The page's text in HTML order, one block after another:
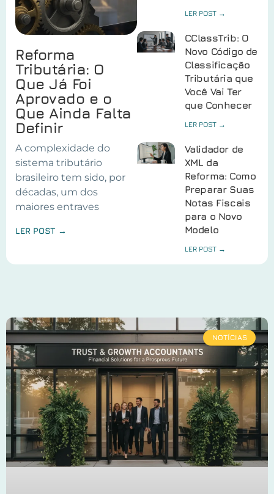
Reforma
Tributária: O
Que Já Foi
Aprovado e o
Que Ainda Falta
Definir
A complexidade do
sistema tributário
brasileiro tem sido, por
décadas, um dos
maiores entraves
LER POST →
LER POST →
CClassTrib: O
Novo Código de
Classificação
Tributária que
Você Vai Ter
que Conhecer
LER POST →
Validador de
XML da
Reforma: Como
Preparar Suas
Notas Fiscais
para o Novo
Modelo
LER POST →
NOTÍCIAS